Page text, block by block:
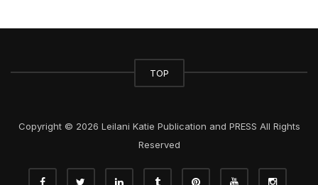
TOP
Copyright © 2026 Leilani Katie Publication and PRESS All Rights
Reserved